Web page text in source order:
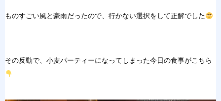
ものすごい風と豪雨だったので、行かない選択をして正解でした
その反動で、小麦パーティーになってしまった今日の食事がこちら